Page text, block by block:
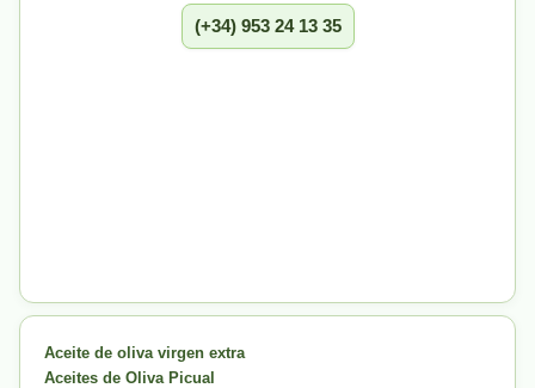
(+34) 953 24 13 35
Aceite de oliva virgen extra
Aceites de Oliva Picual